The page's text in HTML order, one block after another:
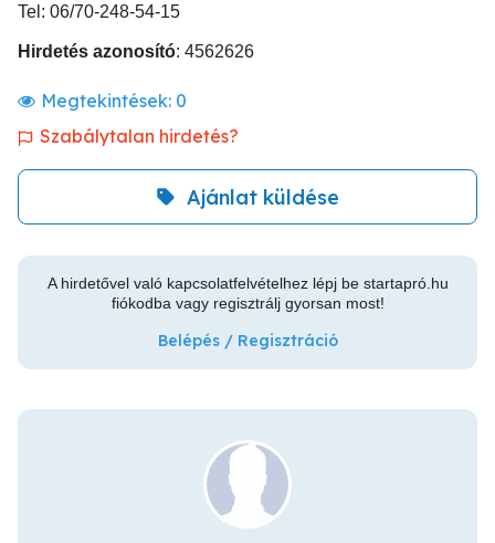
Tel: 06/70-248-54-15
Hirdetés azonosító: 4562626
Megtekintések: 0
Szabálytalan hirdetés?
Ajánlat küldése
A hirdetővel való kapcsolatfelvételhez lépj be startapró.hu
fiókodba vagy regisztrálj gyorsan most!
Belépés / Regisztráció